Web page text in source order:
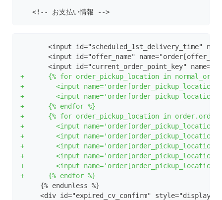
   <!-- お支払い情報 -->
<input id="scheduled_1st_delivery_time"
<input id="offer_name"
<input id="current_order_point_key"
+      {% for order_pickup_location in
+        <input
+        <input
+      {% endfor %}
+      {% for order_pickup_location in
+        <input
+        <input
+        <input
+        <input
+        <input
+      {% endfor %}
     {% endunless %}
<div id="expired_cv_confirm" style="display: